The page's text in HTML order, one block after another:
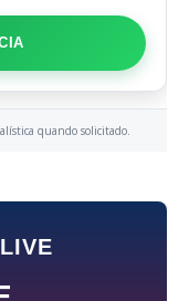
quando solicitado.